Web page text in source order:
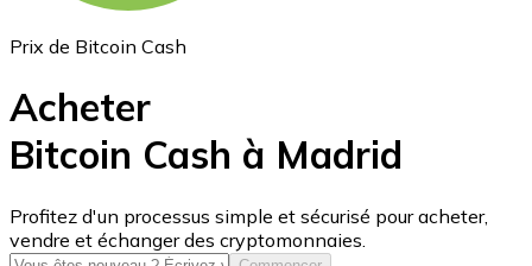
USD Coin
USDC
Prix de Bitcoin Cash
Acheter
Bitcoin Cash à Madrid
Profitez d'un processus simple et sécurisé pour acheter,
vendre et échanger des cryptomonnaies.